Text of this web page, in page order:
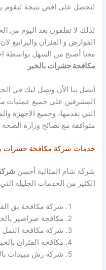
لنحصل على افض نتيجة لنقوم
لذلك لا تقلقون بعد اليوم من
القوارض و الفئران واليرابيع
معنا أصبح من السهل بواسطة
مكافحة حشرات بالخبر
أتصل بنا الأن ونصل ليك في
المشرفين على جميع عمليات
التي نقدمها، وجميع الاجهزة
متوافقة مع نصائح وزارة الصحة
خدمات شركة مكافحة حشرات
شركة شام المثالية أحسن
الكثير من الخدمات الجليلة
شركة مكافحة بق
مكافحة صراصير
شركة مكافحة النمل
مكافحة الفئران
شركة رش مبيدات